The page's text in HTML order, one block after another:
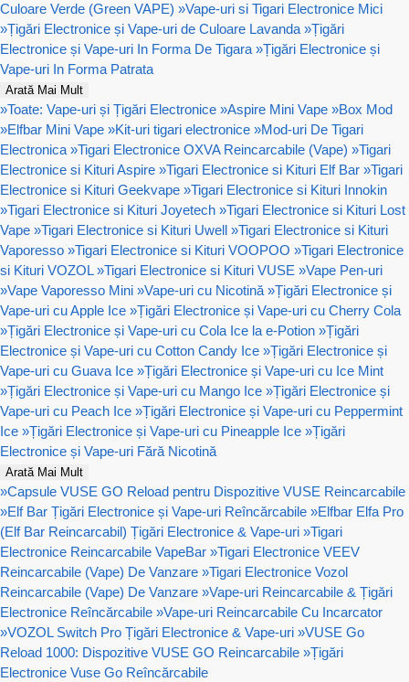
Culoare Verde (Green VAPE) »Vape-uri si Tigari Electronice Mici
»Țigări Electronice și Vape-uri de Culoare Lavanda »Țigări
Electronice și Vape-uri In Forma De Tigara »Țigări Electronice și
Vape-uri In Forma Patrata
Arată Mai Mult
»Toate: Vape-uri și Țigări Electronice »Aspire Mini Vape »Box Mod
»Elfbar Mini Vape »Kit-uri tigari electronice »Mod-uri De Tigari
Electronica »Tigari Electronice OXVA Reincarcabile (Vape) »Tigari
Electronice si Kituri Aspire »Tigari Electronice si Kituri Elf Bar »Tigari
Electronice si Kituri Geekvape »Tigari Electronice si Kituri Innokin
»Tigari Electronice si Kituri Joyetech »Tigari Electronice si Kituri Lost
Vape »Tigari Electronice si Kituri Uwell »Tigari Electronice si Kituri
Vaporesso »Tigari Electronice si Kituri VOOPOO »Tigari Electronice
si Kituri VOZOL »Tigari Electronice si Kituri VUSE »Vape Pen-uri
»Vape Vaporesso Mini »Vape-uri cu Nicotină »Țigări Electronice și
Vape-uri cu Apple Ice »Țigări Electronice și Vape-uri cu Cherry Cola
»Țigări Electronice și Vape-uri cu Cola Ice la e-Potion »Țigări
Electronice și Vape-uri cu Cotton Candy Ice »Țigări Electronice și
Vape-uri cu Guava Ice »Țigări Electronice și Vape-uri cu Ice Mint
»Țigări Electronice și Vape-uri cu Mango Ice »Țigări Electronice și
Vape-uri cu Peach Ice »Țigări Electronice și Vape-uri cu Peppermint
Ice »Țigări Electronice și Vape-uri cu Pineapple Ice »Țigări
Electronice și Vape-uri Fără Nicotină
Arată Mai Mult
»Capsule VUSE GO Reload pentru Dispozitive VUSE Reincarcabile
»Elf Bar Țigări Electronice și Vape-uri Reîncărcabile »Elfbar Elfa Pro
(Elf Bar Reincarcabil) Țigări Electronice & Vape-uri »Tigari
Electronice Reincarcabile VapeBar »Tigari Electronice VEEV
Reincarcabile (Vape) De Vanzare »Tigari Electronice Vozol
Reincarcabile (Vape) De Vanzare »Vape-uri Reincarcabile & Țigări
Electronice Reîncărcabile »Vape-uri Reincarcabile Cu Incarcator
»VOZOL Switch Pro Țigări Electronice & Vape-uri »VUSE Go
Reload 1000: Dispozitive VUSE GO Reincarcabile »Țigări
Electronice Vuse Go Reîncărcabile